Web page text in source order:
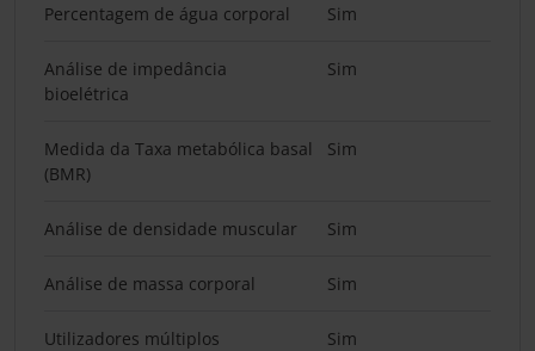
Percentagem de água corporal Sim
Análise de impedância
bioelétrica
Sim
Medida da Taxa metabólica basal
(BMR)
Sim
Análise de densidade muscular Sim
Análise de massa corporal Sim
Utilizadores múltiplos Sim